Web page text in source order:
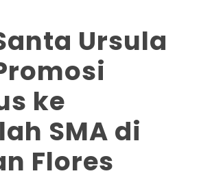
Ursula
ke
SMA di
Flores